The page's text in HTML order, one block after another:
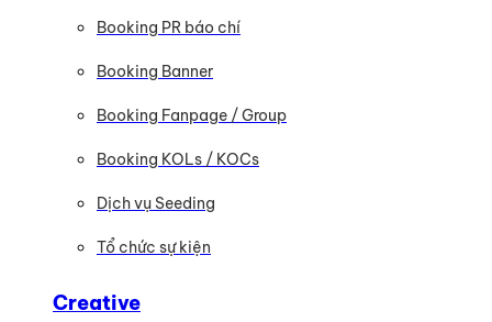
Booking PR báo chí
Booking Banner
Booking Fanpage / Group
Booking KOLs / KOCs
Dịch vụ Seeding
Tổ chức sự kiện
Creative